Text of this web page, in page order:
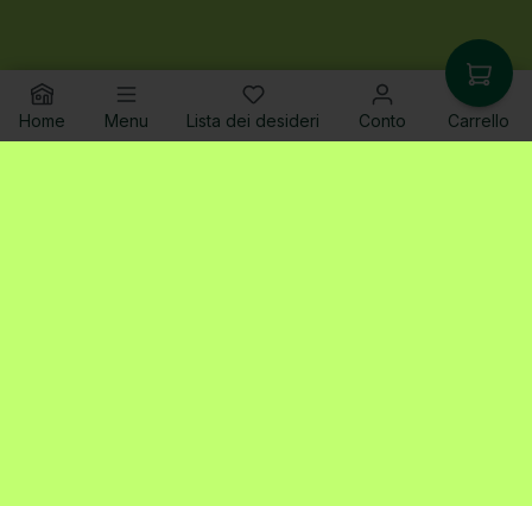
Home Menu Lista dei desideri Conto Carrello